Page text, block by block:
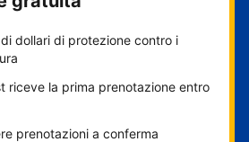
di dollari di protezione contro i
riceve la prima prenotazione entro
prenotazioni a conferma